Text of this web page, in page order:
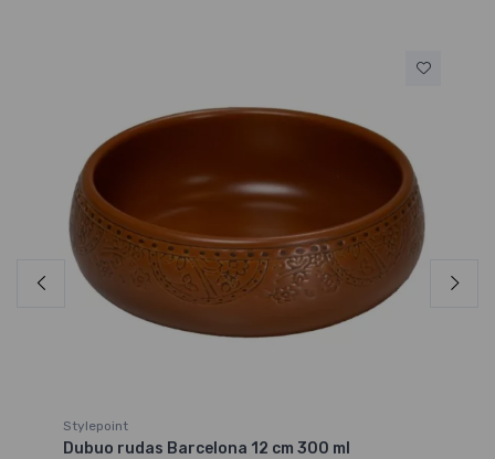
Stylepoint
Dubuo rudas Barcelona 12 cm 300 ml